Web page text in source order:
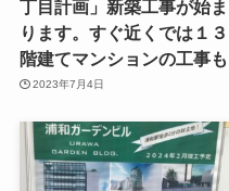
丁目計画」新築工事が始ま
ります。すぐ近くでは１３
階建てマンションの工事も
2023年7月4日